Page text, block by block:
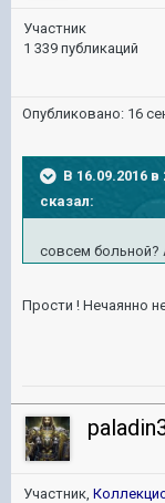
Участник
1 339 публикаций
Опубликовано: 16
В 16.09.2016
сказал:
совсем больной?
Прости ! Нечаянно
Участник,